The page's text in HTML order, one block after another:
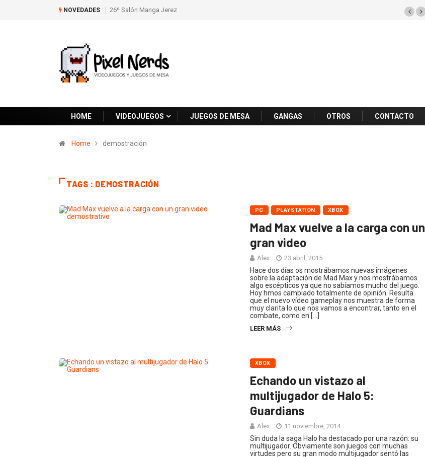
NOVEDADES26º Salón Manga JerezSNES Pixel Book para
HOME VIDEOJUEGOS JUEGOS DE MESA GANGAS OTROS CONTACTO
Home demostración
TAGS : DEMOSTRACIÓN
PC PLAYSTATION XBOX
Mad Max vuelve a la carga con un
gran video
Alex 23 abril, 2015
Hace dos días os mostrábamos nuevas imágenes
sobre la adaptación de Mad Max y nos mostrábamos
algo escépticos ya que no sabíamos mucho del juego.
Hoy hmos cambiado totalmente de opinión. Resulta
que el nuevo vídeo gameplay nos muestra de forma
muy clarita lo que nos vamos a encontrar, tanto en el
combate, como en […]
LEER MÁS
XBOX
Echando un vistazo al
multijugador de Halo 5:
Guardians
Alex 11 noviembre, 2014
Sin duda la saga Halo ha destacado por una razón: su
multijugador. Obviamente son juegos con muchas
virtudes pero su gran modo multijugador sentó las